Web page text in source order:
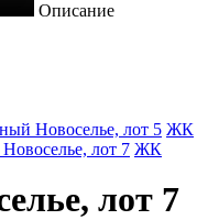
Описание
Новоселье, лот 5 ЖК
лот 7 ЖК
лот 7